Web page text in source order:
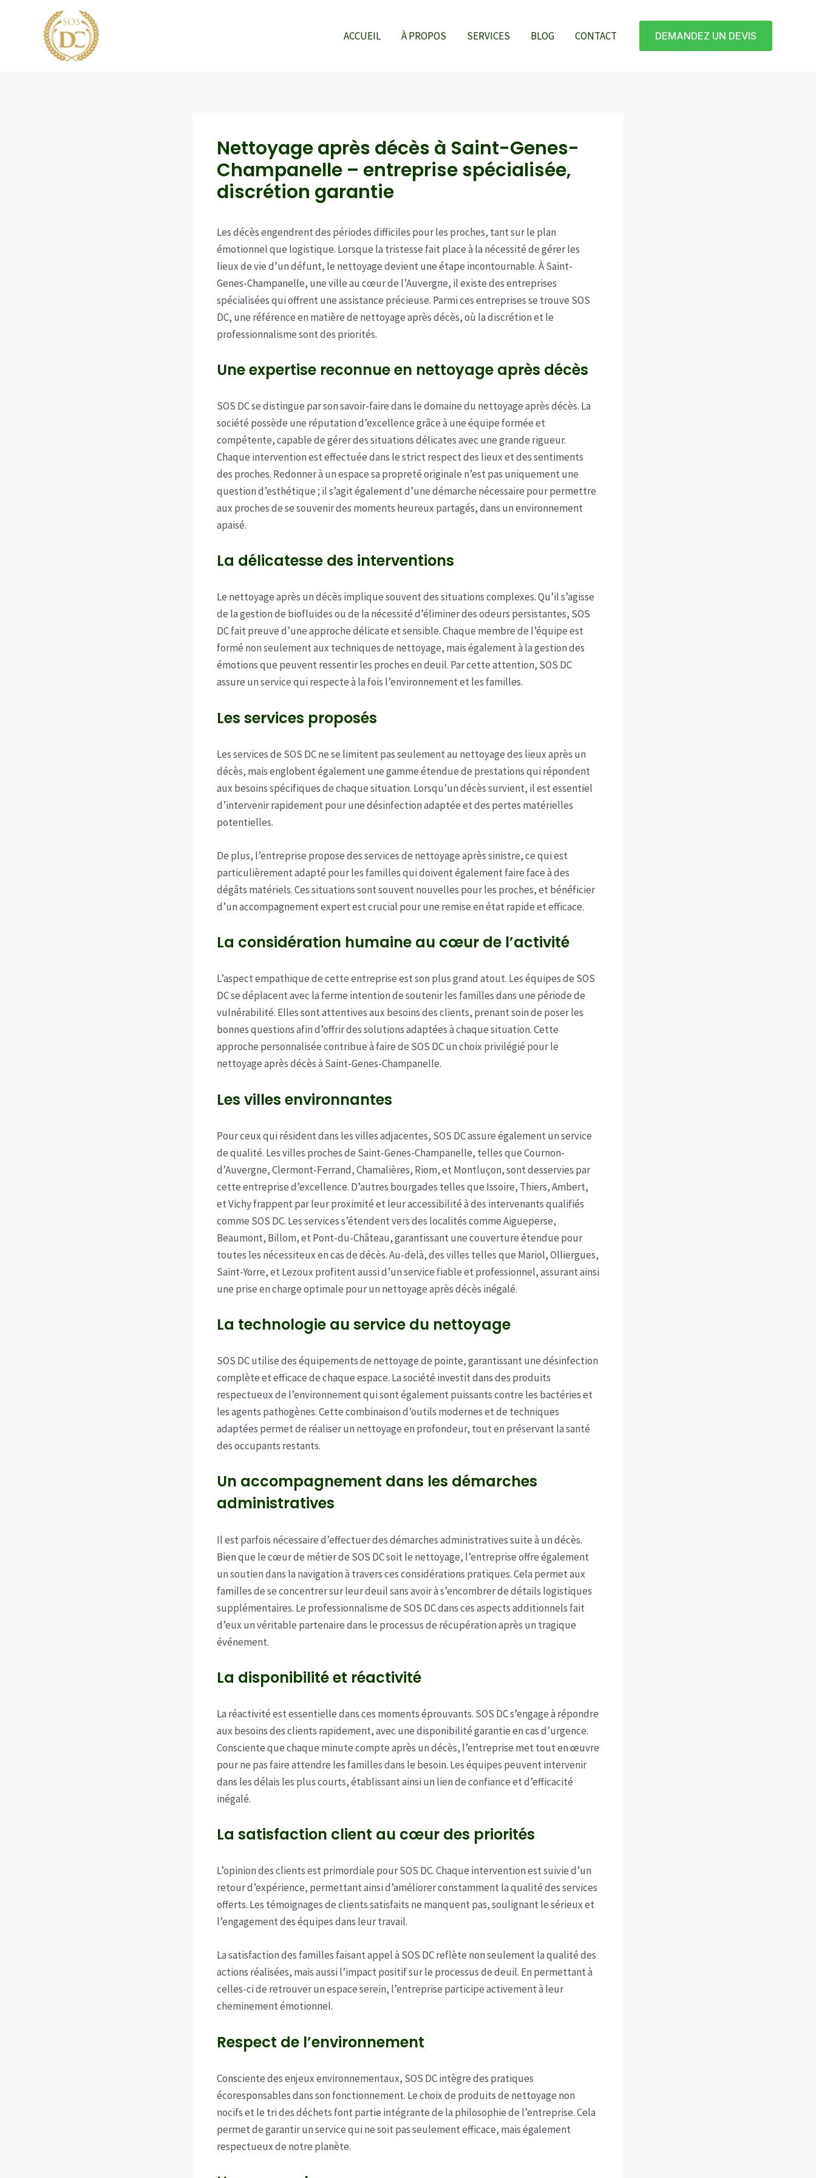
ACCUEIL À PROPOS SERVICES BLOG CONTACT DEMANDEZ UN DEVIS
Nettoyage après décès à Saint-Genes-
Champanelle – entreprise spécialisée,
discrétion garantie
Les décès engendrent des périodes difficiles pour les proches, tant sur le plan
émotionnel que logistique. Lorsque la tristesse fait place à la nécessité de gérer les
lieux de vie d’un défunt, le nettoyage devient une étape incontournable. À Saint-
Genes-Champanelle, une ville au cœur de l’Auvergne, il existe des entreprises
spécialisées qui offrent une assistance précieuse. Parmi ces entreprises se trouve SOS
DC, une référence en matière de nettoyage après décès, où la discrétion et le
professionnalisme sont des priorités.
Une expertise reconnue en nettoyage après décès
SOS DC se distingue par son savoir-faire dans le domaine du nettoyage après décès. La
société possède une réputation d’excellence grâce à une équipe formée et
compétente, capable de gérer des situations délicates avec une grande rigueur.
Chaque intervention est effectuée dans le strict respect des lieux et des sentiments
des proches. Redonner à un espace sa propreté originale n’est pas uniquement une
question d’esthétique ; il s’agit également d’une démarche nécessaire pour permettre
aux proches de se souvenir des moments heureux partagés, dans un environnement
apaisé.
La délicatesse des interventions
Le nettoyage après un décès implique souvent des situations complexes. Qu’il s’agisse
de la gestion de biofluides ou de la nécessité d’éliminer des odeurs persistantes, SOS
DC fait preuve d’une approche délicate et sensible. Chaque membre de l’équipe est
formé non seulement aux techniques de nettoyage, mais également à la gestion des
émotions que peuvent ressentir les proches en deuil. Par cette attention, SOS DC
assure un service qui respecte à la fois l’environnement et les familles.
Les services proposés
Les services de SOS DC ne se limitent pas seulement au nettoyage des lieux après un
décès, mais englobent également une gamme étendue de prestations qui répondent
aux besoins spécifiques de chaque situation. Lorsqu’un décès survient, il est essentiel
d’intervenir rapidement pour une désinfection adaptée et des pertes matérielles
potentielles.
De plus, l’entreprise propose des services de nettoyage après sinistre, ce qui est
particulièrement adapté pour les familles qui doivent également faire face à des
dégâts matériels. Ces situations sont souvent nouvelles pour les proches, et bénéficier
d’un accompagnement expert est crucial pour une remise en état rapide et efficace.
La considération humaine au cœur de l’activité
L’aspect empathique de cette entreprise est son plus grand atout. Les équipes de SOS
DC se déplacent avec la ferme intention de soutenir les familles dans une période de
vulnérabilité. Elles sont attentives aux besoins des clients, prenant soin de poser les
bonnes questions afin d’offrir des solutions adaptées à chaque situation. Cette
approche personnalisée contribue à faire de SOS DC un choix privilégié pour le
nettoyage après décès à Saint-Genes-Champanelle.
Les villes environnantes
Pour ceux qui résident dans les villes adjacentes, SOS DC assure également un service
de qualité. Les villes proches de Saint-Genes-Champanelle, telles que Cournon-
d’Auvergne, Clermont-Ferrand, Chamalières, Riom, et Montluçon, sont desservies par
cette entreprise d’excellence. D’autres bourgades telles que Issoire, Thiers, Ambert,
et Vichy frappent par leur proximité et leur accessibilité à des intervenants qualifiés
comme SOS DC. Les services s’étendent vers des localités comme Aigueperse,
Beaumont, Billom, et Pont-du-Château, garantissant une couverture étendue pour
toutes les nécessiteux en cas de décès. Au-delà, des villes telles que Mariol, Olliergues,
Saint-Yorre, et Lezoux profitent aussi d’un service fiable et professionnel, assurant ainsi
une prise en charge optimale pour un nettoyage après décès inégalé.
La technologie au service du nettoyage
SOS DC utilise des équipements de nettoyage de pointe, garantissant une désinfection
complète et efficace de chaque espace. La société investit dans des produits
respectueux de l’environnement qui sont également puissants contre les bactéries et
les agents pathogènes. Cette combinaison d’outils modernes et de techniques
adaptées permet de réaliser un nettoyage en profondeur, tout en préservant la santé
des occupants restants.
Un accompagnement dans les démarches
administratives
Il est parfois nécessaire d’effectuer des démarches administratives suite à un décès.
Bien que le cœur de métier de SOS DC soit le nettoyage, l’entreprise offre également
un soutien dans la navigation à travers ces considérations pratiques. Cela permet aux
familles de se concentrer sur leur deuil sans avoir à s’encombrer de détails logistiques
supplémentaires. Le professionnalisme de SOS DC dans ces aspects additionnels fait
d’eux un véritable partenaire dans le processus de récupération après un tragique
événement.
La disponibilité et réactivité
La réactivité est essentielle dans ces moments éprouvants. SOS DC s’engage à répondre
aux besoins des clients rapidement, avec une disponibilité garantie en cas d’urgence.
Consciente que chaque minute compte après un décès, l’entreprise met tout en œuvre
pour ne pas faire attendre les familles dans le besoin. Les équipes peuvent intervenir
dans les délais les plus courts, établissant ainsi un lien de confiance et d’efficacité
inégalé.
La satisfaction client au cœur des priorités
L’opinion des clients est primordiale pour SOS DC. Chaque intervention est suivie d’un
retour d’expérience, permettant ainsi d’améliorer constamment la qualité des services
offerts. Les témoignages de clients satisfaits ne manquent pas, soulignant le sérieux et
l’engagement des équipes dans leur travail.
La satisfaction des familles faisant appel à SOS DC reflète non seulement la qualité des
actions réalisées, mais aussi l’impact positif sur le processus de deuil. En permettant à
celles-ci de retrouver un espace serein, l’entreprise participe activement à leur
cheminement émotionnel.
Respect de l’environnement
Consciente des enjeux environnementaux, SOS DC intègre des pratiques
écoresponsables dans son fonctionnement. Le choix de produits de nettoyage non
nocifs et le tri des déchets font partie intégrante de la philosophie de l’entreprise. Cela
permet de garantir un service qui ne soit pas seulement efficace, mais également
respectueux de notre planète.